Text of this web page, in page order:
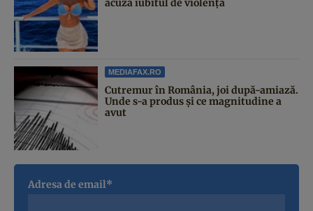
acuză iubitul de violență
MEDIAFAX.RO
Cutremur în România, joi după-amiază.
Unde s-a produs și ce magnitudine a
avut
Adresa de email*